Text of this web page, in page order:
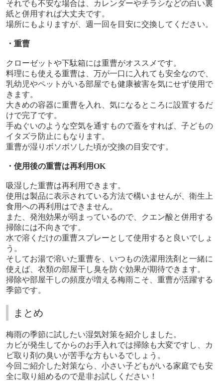
それでも不安な場合は、カレンダーやチラシなどの白い裏
紙と併用すれば大丈夫です。
場所にもよりますが、週一回を目安に交換してください。
・重曹
クローゼットや下駄箱には重曹がオススメです。
料理にも使える重曹は、万が一口に入れても安全なので、
乳幼児やペットがいる部屋でも健康被害を気にせず使用で
きます。
大きめの容器に重曹を入れ、気になるところに設置するだ
けで完了です。
手ぬぐいのような空気を通すもので蓋をすれば、子どもの
イタズラ防止にもなります。
重曹が湿りボソボソした頃が交換の目安です。
・使用後の重曹は再利用OK
吸湿した重曹は再利用できます。
使用は製品に表示されている方法で構いませんが、衛生上
食用への再利用はできません。
また、発泡効果が弱まっているので、クエン酸と併用する
掃除には不向きです。
水で溶くだけの重曹スプレーとして使用すると良いでしょ
う。
そしてお湯で溶いた重曹を、いつもの洗濯用洗剤と一緒に
使えば、衣類の部屋干し臭を防ぐ効果が期待できます。
掃除や部屋干しの頻度が増える梅雨こそ、重曹が活躍する
季節です。
まとめ
梅雨の季節に試したい湿気対策を紹介しました。
カビが発生してからのお手入れでは掃除も大変ですし、カ
ビ取り剤の臭いが苦手な方もいるでしょう。
今回ご紹介した対策なら、小さい子どもがいる家庭でも安
全に取り組めるので是非お試しください！